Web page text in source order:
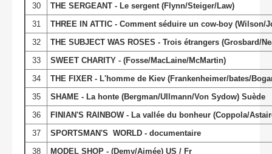
30
THE SERGEANT - Le sergent (Flynn/Steiger/Law)
31
THREE IN ATTIC - Comment séduire un cow-boy (Wilson/
32
THE SUBJECT WAS ROSES - Trois étrangers (Grosbard/
33
SWEET CHARITY - (Fosse/MacLaine/McMartin)
34
THE FIXER - L'homme de Kiev (Frankenheimer/bates/
35
SHAME - La honte (Bergman/Ullmann/Von Sydow) Suède
36
FINIAN'S RAINBOW - La vallée du bonheur (Coppola/
37
SPORTSMAN'S WORLD - documentaire
38
MODEL SHOP - (Demy/Aimée) US / Fr